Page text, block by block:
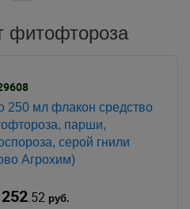
фитофтороза
250 мл флакон средство
парши,
серой гнили
Агрохим)
252.52 руб.